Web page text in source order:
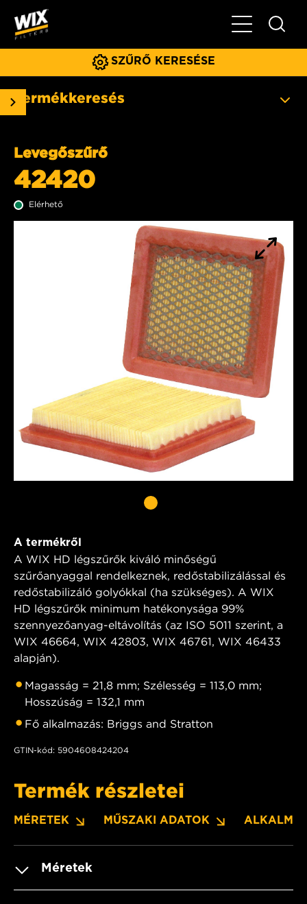
Főmenü
SZŰRŐ KERESÉSE
Termékkeresés
Levegőszűrő
42420
Elérhető
A termékről
A WIX HD légszűrők kiváló minőségű
szűrőanyaggal rendelkeznek, redőstabilizálással és
redőstabilizáló golyókkal (ha szükséges). A WIX
HD légszűrők minimum hatékonysága 99%
szennyezőanyag-eltávolítás (az ISO 5011 szerint, a
WIX 46664, WIX 42803, WIX 46761, WIX 46433
alapján).
Magasság = 21,8 mm; Szélesség = 113,0 mm;
Hosszúság = 132,1 mm
Fő alkalmazás: Briggs and Stratton
GTIN-kód: 5904608424204
Termék részletei
MÉRETEK MŰSZAKI ADATOK
Méretek